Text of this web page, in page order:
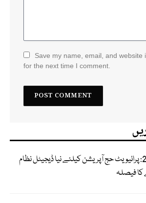
Save my name, email, and website
for the next time I comment.
حج 2027: پرائیویٹ حج آپریشن کیلئے نیا ڈیجیٹل نظام
کا فیصلہ